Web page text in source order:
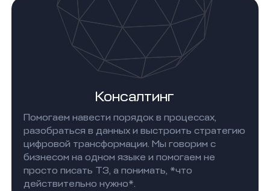
Консалтинг
Помогаем навести порядок в процессах,
разобраться в данных и выстроить стратегию
цифровой трансформации. Мы говорим с
бизнесом на одном языке и помогаем не
просто писать ТЗ, а понимать, *что
действительно нужно*.